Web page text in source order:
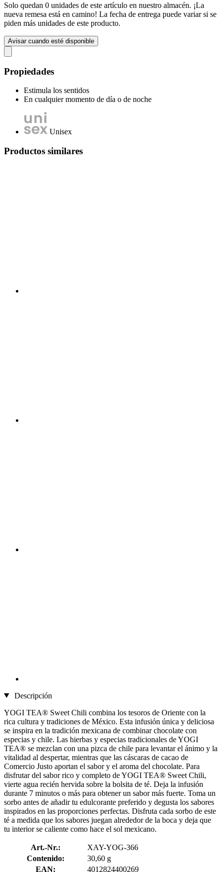
Solo quedan 0 unidades de este artículo en nuestro almacén. ¡La
nueva remesa está en camino! La fecha de entrega puede variar si se
piden más unidades de este producto.
Avisar cuando esté disponible
Propiedades
Estimula los sentidos
En cualquier momento de día o de noche
Unisex
Productos similares
Descripción
YOGI TEA® Sweet Chili combina los tesoros de Oriente con la
rica cultura y tradiciones de México. Esta infusión única y deliciosa
se inspira en la tradición mexicana de combinar chocolate con
especias y chile. Las hierbas y especias tradicionales de YOGI
TEA® se mezclan con una pizca de chile para levantar el ánimo y la
vitalidad al despertar, mientras que las cáscaras de cacao de
Comercio Justo aportan el sabor y el aroma del chocolate. Para
disfrutar del sabor rico y completo de YOGI TEA® Sweet Chili,
vierte agua recién hervida sobre la bolsita de té. Deja la infusión
durante 7 minutos o más para obtener un sabor más fuerte. Toma un
sorbo antes de añadir tu edulcorante preferido y degusta los sabores
inspirados en las proporciones perfectas. Disfruta cada sorbo de este
té a medida que los sabores juegan alrededor de la boca y deja que
tu interior se caliente como hace el sol mexicano.
Art.-Nr.:
XAY-YOG-366
Contenido:
30,60 g
EAN:
4012824400269